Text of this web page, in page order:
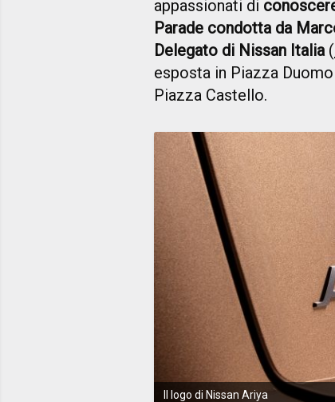
appassionati di
Parade condotta da
Delegato di Nissan Italia (
esposta in Piazza
Piazza Castello.
Il logo di Nissan Ariya